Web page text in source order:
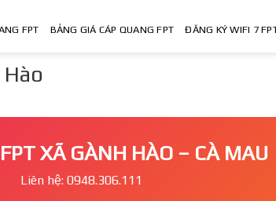
FPT BẢNG GIÁ CÁP QUANG FPT ĐĂNG KÝ WIFI 7
XÃ GÀNH HÀO – CÀ MAU
Liên hệ: 0948.306.111